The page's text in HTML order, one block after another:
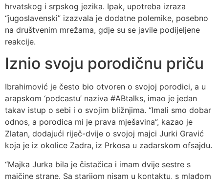
hrvatskog i srpskog jezika. Ipak, upotreba izraza
“jugoslavenski” izazvala je dodatne polemike, posebno
na društvenim mrežama, gdje su se javile podijeljene
reakcije.
Iznio svoju porodičnu priču
Ibrahimović je često bio otvoren o svojoj porodici, a u
arapskom ‘podcastu’ naziva #ABtalks, imao je jedan
takav istup o sebi i o svojim bližnjima. “Imali smo dobar
odnos, a porodica mi je prava mješavina”, kazao je
Zlatan, dodajući riječ-dvije o svojoj majci Jurki Gravić
koja je iz okolice Zadra, iz Prkosa u zadarskom ofsajdu.
“Majka Jurka bila je čistačica i imam dvije sestre s
majčine strane. Sa starijom nisam u kontaktu, s mlađom